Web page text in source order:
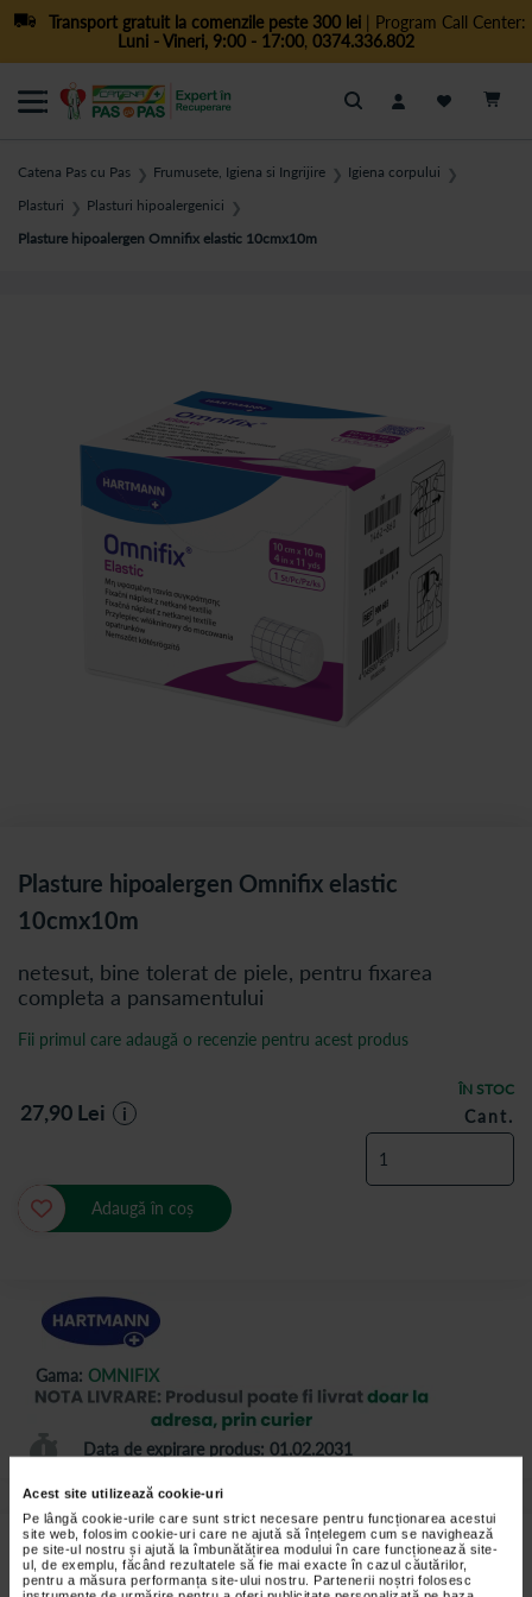
Acest site utilizează cookie-uri
Pe lângă cookie-urile care sunt strict necesare pentru funcționarea acestui
site web, folosim cookie-uri care ne ajută să înțelegem cum se navighează
pe site-ul nostru și ajută la îmbunătățirea modului în care funcționează site-
ul, de exemplu, făcând rezultatele să fie mai exacte în cazul căutărilor,
pentru a măsura performanța site-ului nostru. Partenerii noștri folosesc
Transport gratuit la comenzile peste 300 lei| Program Call Center:
Luni - Vineri, 9:00 - 17:00, 0374.336.802
Cautare
Catena Pas cu Pas ❯ Frumusete, Igiena si Ingrijire ❯ Igiena corpului ❯
Plasturi ❯ Plasturi hipoalergenici ❯
Plasture hipoalergen Omnifix elastic 10cmx10m
Gama: OMNIFIX
Data de expirare produs: 01.02.2031
Plasture hipoalergen pentru fixare din material netesut, pentru
acoperirea intregii suprafete a pansamentulei.
Plasture hipoalergen Omnifix elastic
10cmx10m
netesut, bine tolerat de piele, pentru fixarea
completa a pansamentului
ÎN STOC
Fii primul care adaugă o recenzie pentru acest produs
27,90 Lei i Cant.
Adaugă în coș